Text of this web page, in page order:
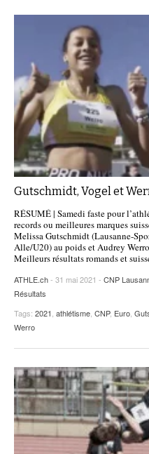
Gutschmidt, Vogel et
RÉSUMÉ | Samedi faste pour
records ou meilleures marques
Melissa Gutschmidt (Lausanne-
Alle/U20) au poids et Audrey
Meilleurs résultats romands et
ATHLE.ch- 31 mai 2021 - CNP
Résultats
Tags: 2021 athlétisme CNP, Euro
Werro